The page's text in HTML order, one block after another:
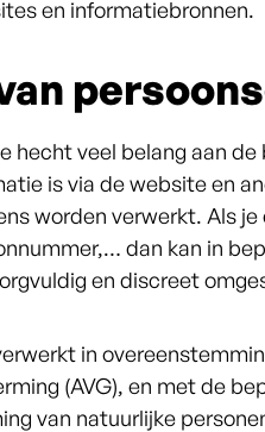
en informatiebronnen.
hecht veel belang aan
is via de website en
worden verwerkt. Als
dan kan in
en discreet
in
(AVG), en met de
van natuurlijke